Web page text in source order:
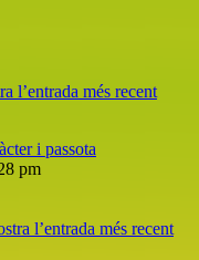
l’entrada més recent
i passota
pm
l’entrada més recent